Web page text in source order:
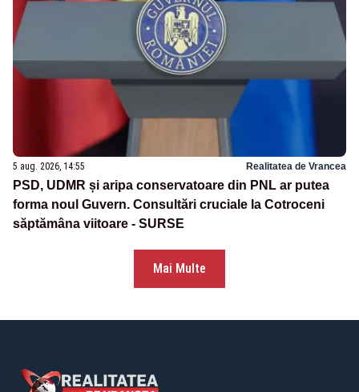
5 aug. 2026, 14:55 Realitatea de Vrancea
PSD, UDMR și aripa conservatoare din PNL ar putea
forma noul Guvern. Consultări cruciale la Cotroceni
săptămâna viitoare - SURSE
Mai Multe